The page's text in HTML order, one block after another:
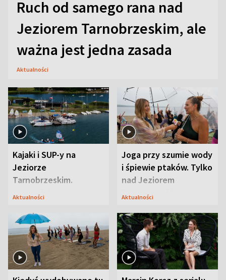
Ruch od samego rana nad
Jeziorem Tarnobrzeskim, ale
ważna jest jedna zasada
Aktualności
Kajaki i SUP-y na
Jeziorze
Tarnobrzeskim.
Przyrodnicy zwracają
Aktualności
Joga przy szumie wody
i śpiewie ptaków. Tylko
nad Jeziorem
Tarnobrzeskim
Aktualności